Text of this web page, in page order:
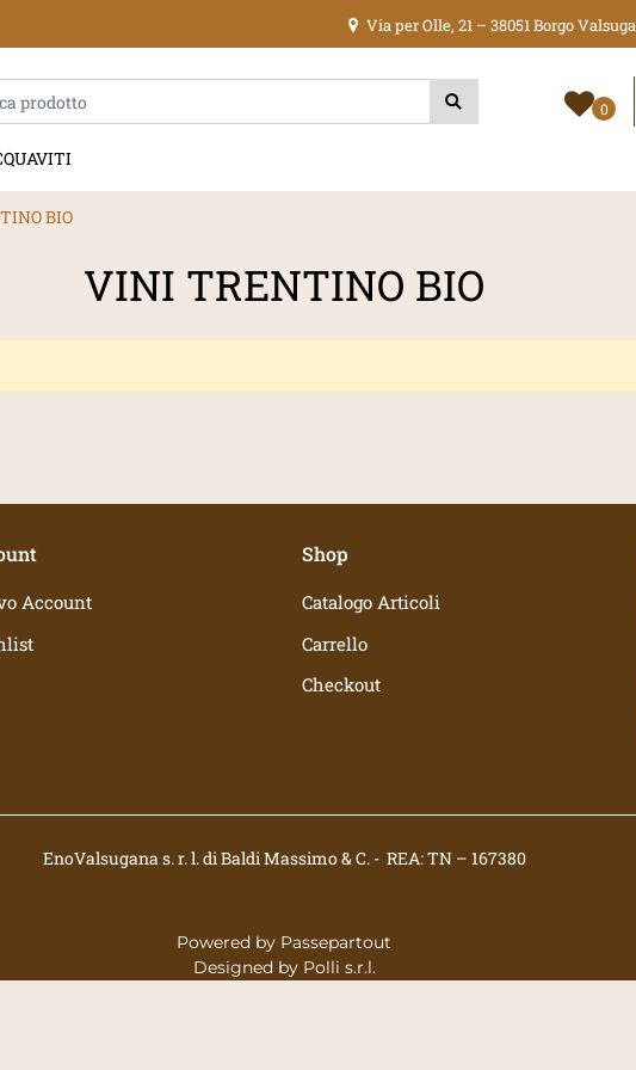
Via per Olle, 21 – 38051 Borgo
di un filtro aggiorna automaticamente gli altri filtri disponibili.
0
BIO
VINI TRENTINO BIO
Account
Shop
Catalogo Articoli
Carrello
Checkout
EnoValsugana s. r. l. di Baldi Massimo & C. - REA: TN – 167380
Powered by Passepartout
Designed by Polli s.r.l.